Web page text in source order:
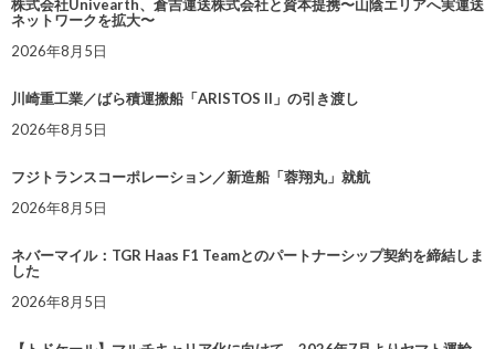
株式会社Univearth、倉吉運送株式会社と資本提携〜山陰エリアへ実運送
ネットワークを拡大〜
2026年8月5日
川崎重工業／ばら積運搬船「ARISTOS II」の引き渡し
2026年8月5日
フジトランスコーポレーション／新造船「蓉翔丸」就航
2026年8月5日
ネバーマイル：TGR Haas F1 Teamとのパートナーシップ契約を締結しま
した
2026年8月5日